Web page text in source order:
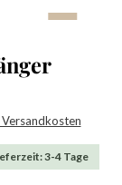
3-4 Tage